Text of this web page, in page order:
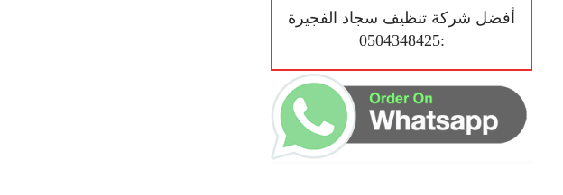
أفضل شركة تنظيف سجاد الفجيرة
:0504348425